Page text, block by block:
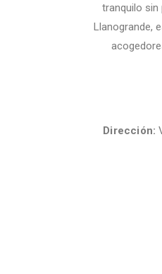
tranquilo
Llanogrande,
Dirección: